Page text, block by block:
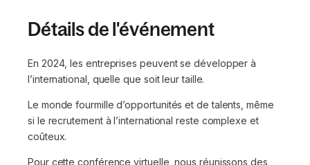
Détails de l'événement
En 2024, les entreprises peuvent se développer à
l’international, quelle que soit leur taille.
Le monde fourmille d’opportunités et de talents, même
si le recrutement à l’international reste complexe et
coûteux.
Pour cette conférence virtuelle, nous réunissons des